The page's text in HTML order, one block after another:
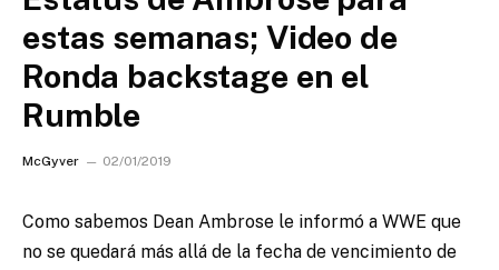
estas semanas; Video de
Ronda backstage en el
Rumble
McGyver 02/01/2019
Como sabemos Dean Ambrose le informó a WWE que
no se quedará más allá de la fecha de vencimiento de